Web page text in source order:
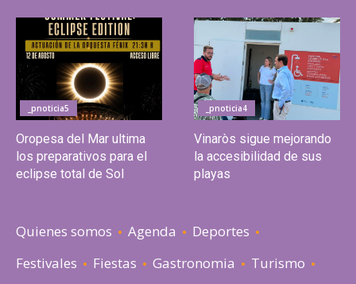
_pnoticia5
Oropesa del Mar ultima
los preparativos para el
eclipse total de Sol
_pnoticia4
Vinaròs sigue mejorando
la accesibilidad de sus
playas
Quienes somos Agenda
Deportes
Festivales
Fiestas Gastronomia
Turismo